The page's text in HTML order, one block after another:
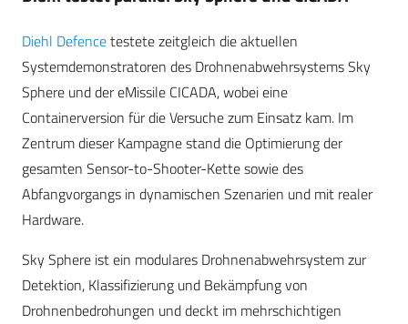
Diehl Defencetestete zeitgleich die aktuellen
Systemdemonstratoren des Drohnenabwehrsystems Sky
Sphere und der eMissile CICADA, wobei eine
Containerversion für die Versuche zum Einsatz kam. Im
Zentrum dieser Kampagne stand die Optimierung der
gesamten Sensor-to-Shooter-Kette sowie des
Abfangvorgangs in dynamischen Szenarien und mit realer
Hardware.
Sky Sphere ist ein modulares Drohnenabwehrsystem zur
Detektion, Klassifizierung und Bekämpfung von
Drohnenbedrohungen und deckt im mehrschichtigen